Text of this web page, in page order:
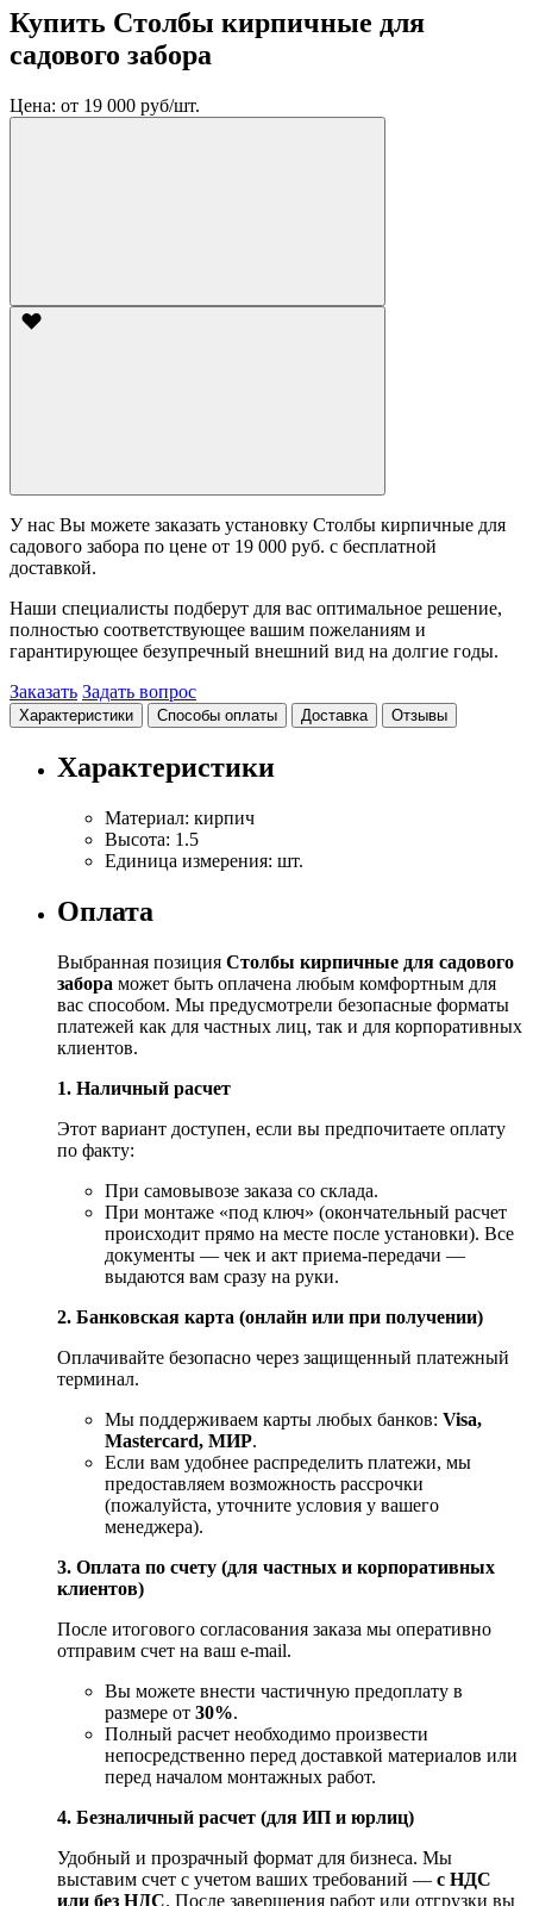
Купить Столбы кирпичные для
садового забора
Цена: от 19 000 руб/шт.
У нас Вы можете заказать установку Столбы кирпичные для
садового забора по цене от 19 000 руб. с бесплатной
доставкой.
Наши специалисты подберут для вас оптимальное решение,
полностью соответствующее вашим пожеланиям и
гарантирующее безупречный внешний вид на долгие годы.
Заказать Задать вопрос
Характеристики Способы оплаты Доставка Отзывы
Характеристики
Материал: кирпич
Высота: 1.5
Единица измерения: шт.
Оплата
Выбранная позиция Столбы кирпичные для садового
забора может быть оплачена любым комфортным для
вас способом. Мы предусмотрели безопасные форматы
платежей как для частных лиц, так и для корпоративных
клиентов.
1. Наличный расчет
Этот вариант доступен, если вы предпочитаете оплату
по факту:
При самовывозе заказа со склада.
При монтаже «под ключ» (окончательный расчет
происходит прямо на месте после установки). Все
документы — чек и акт приема-передачи —
выдаются вам сразу на руки.
2. Банковская карта (онлайн или при получении)
Оплачивайте безопасно через защищенный платежный
терминал.
Мы поддерживаем карты любых банков: Visa,
Mastercard, МИР.
Если вам удобнее распределить платежи, мы
предоставляем возможность рассрочки
(пожалуйста, уточните условия у вашего
менеджера).
3. Оплата по счету (для частных и корпоративных
клиентов)
После итогового согласования заказа мы оперативно
отправим счет на ваш e‑mail.
Вы можете внести частичную предоплату в
размере от 30%.
Полный расчет необходимо произвести
непосредственно перед доставкой материалов или
перед началом монтажных работ.
4. Безналичный расчет (для ИП и юрлиц)
Удобный и прозрачный формат для бизнеса. Мы
выставим счет с учетом ваших требований — с НДС
или без НДС. После завершения работ или отгрузки вы